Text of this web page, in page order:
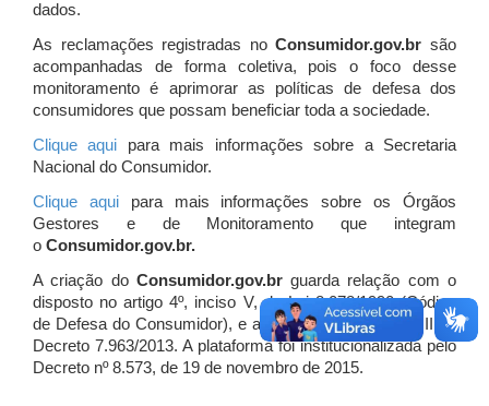
dados.
As reclamações registradas noConsumidor.gov.br são
acompanhadas de forma coletiva, pois o foco desse
monitoramento é aprimorar as políticas de defesa dos
consumidores que possam beneficiar toda a sociedade.
Clique aqui para mais informações sobre a Secretaria
Nacional do Consumidor.
Clique aquipara mais informações sobre os Órgãos
Gestores e de Monitoramento que integram
o Consumidor.gov.br.
A criação do Consumidor.gov.brguarda relação com o
disposto no artigo 4º, inciso V, da Lei 8.078/1990 (Código
de Defesa do Consumidor), e artigo 7º, incisos I, II e III do
Decreto 7.963/2013. A plataforma foi institucionalizada pelo
Decreto nº 8.573, de 19 de novembro de 2015.